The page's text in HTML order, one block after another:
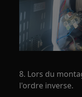
8. Lors du
l'ordre inverse.